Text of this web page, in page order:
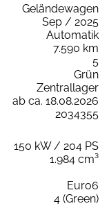
Geländewagen
Sep / 2025
Automatik
7.590 km
5
Grün
Zentrallager
ab ca. 18.08.2026
2034355
150 kW / 204 PS
1.984 cm³
Euro6
4 (Green)